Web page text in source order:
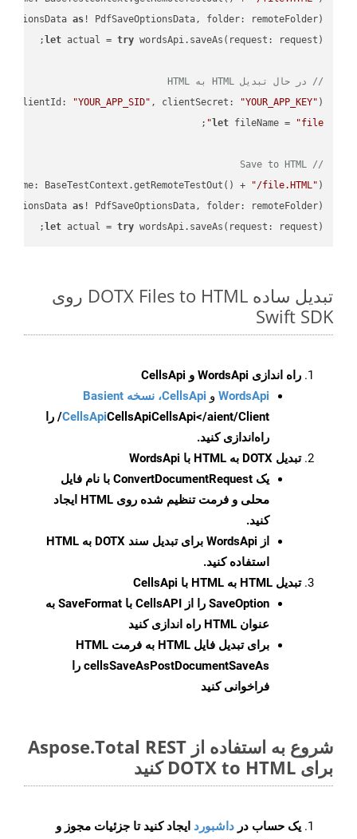
as! PdfSaveOptionsData, folder: remoteFolder);
let actual = try
// در حال تبدیل HTML به HTML
clientId: "YOUR_APP_SID" , clientSecret: "YOUR_APP_KEY" )
let fileName = "file"
// Save to HTML
BaseTestContext.getRemoteTestOut() +
"/file.HTML" );
as! PdfSaveOptionsData, folder: remoteFolder);
let actual = try wordsApi.saveAs(request: request);
تبدیل ساده DOTX Files to HTML روی
Swift SDK
راه اندازی WordsApi و CellsApi
WordsApi و CellsApi، نسخه Basient
CellsApiCellsApi
CellsApi</aient/Client/ را
راه‌اندازی کنید.
تبدیل DOTX به HTML با WordsApi
یک ConvertDocumentRequest با نام فایل
محلی و فرمت تنظیم شده روی HTML ایجاد
کنید.
از WordsApi برای تبدیل سند DOTX به HTML
استفاده کنید.
تبدیل HTML به HTML با CellsApi
SaveOption
را از CellsAPI با SaveFormat به
عنوان HTML راه اندازی کنید
برای تبدیل فایل HTML به فرمت
HTML
cellsSaveAsPostDocumentSaveAs را
فراخوانی کنید
شروع به استفاده از Aspose.Total REST
برای DOTX to HTML کنید
یک حساب در داشبورد ایجاد کنید تا جزئیات مجوز و